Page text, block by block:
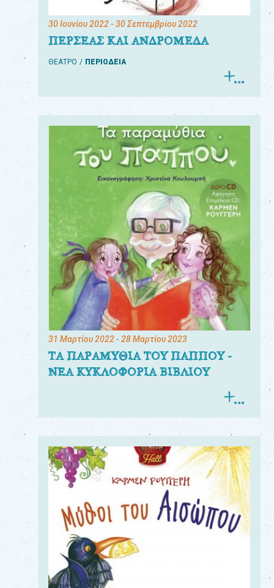
30 Ιουνίου 2022- 30 Σεπτεμβρίου 2022
ΠΕΡΣΕΑΣ ΚΑΙ ΑΝΔΡΟΜΕΔΑ
ΘΕΑΤΡΟ ΠΕΡΙΟΔΕΙΑ
31 Μαρτίου 2022- 28 Μαρτίου 2023
ΤΑ ΠΑΡΑΜΥΘΙΑ ΤΟΥ ΠΑΠΠΟΥ -
ΝΕΑ ΚΥΚΛΟΦΟΡΙΑ ΒΙΒΛΙΟΥ